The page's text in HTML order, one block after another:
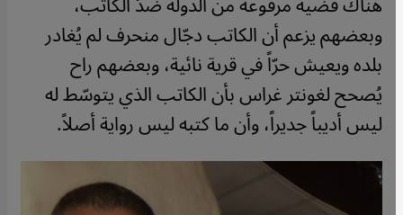
وبعضهم يزعم أن الكاتب دجّال منحرف لم يُغادر
بلده ويعيش حرّاً في قرية نائية، وبعضهم راح
يُصحح لغونتر غراس بأن الكاتب الذي يتوسّط له
ليس أديباً جديراً، وأن ما كتبه ليس رواية أصلاً.